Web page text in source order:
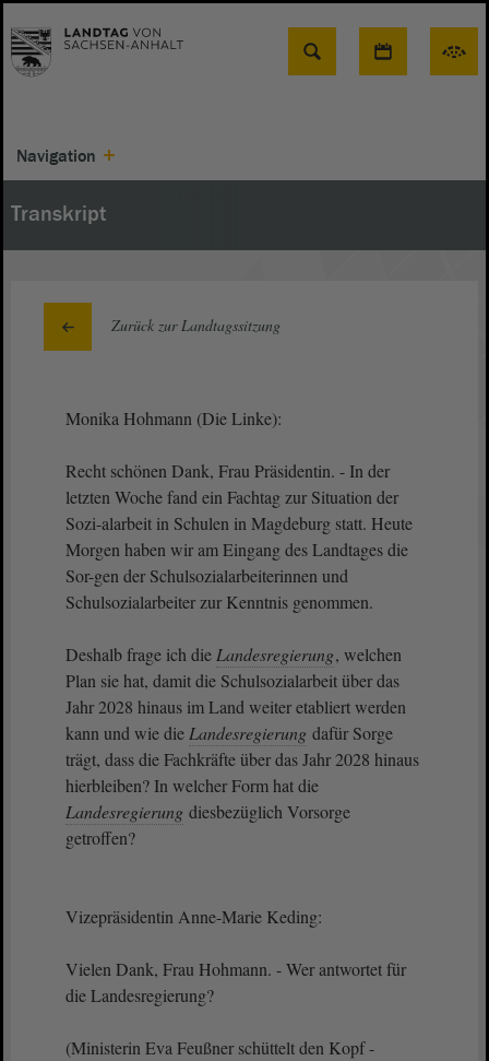
Suche
Navigation
Transkript
Zurück zur Landtagssitzung
Monika Hohmann (Die Linke):
Recht schönen Dank, Frau Präsidentin. - In der
letzten Woche fand ein Fachtag zur Situation der
Sozi-alarbeit in Schulen in Magdeburg statt. Heute
Morgen haben wir am Eingang des Landtages die
Sor-gen der Schulsozialarbeiterinnen und
Schulsozialarbeiter zur Kenntnis genommen.
Deshalb frage ich die Landesregierung, welchen
Plan sie hat, damit die Schulsozialarbeit über das
Jahr 2028 hinaus im Land weiter etabliert werden
kann und wie die Landesregierung dafür Sorge
trägt, dass die Fachkräfte über das Jahr 2028 hinaus
hierbleiben? In welcher Form hat die
Landesregierung diesbezüglich Vorsorge
getroffen?
Vizepräsidentin Anne-Marie Keding:
Vielen Dank, Frau Hohmann. - Wer antwortet für
die Landesregierung?
(Ministerin Eva Feußner schüttelt den Kopf -